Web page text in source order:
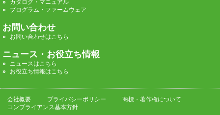
カタログ・マニュアル
プログラム・ファームウェア
お問い合わせ
お問い合わせはこちら
ニュース・お役立ち情報
ニュースはこちら
お役立ち情報はこちら
会社概要 プライバシーポリシー
商標・著作権について
コンプライアンス基本方針